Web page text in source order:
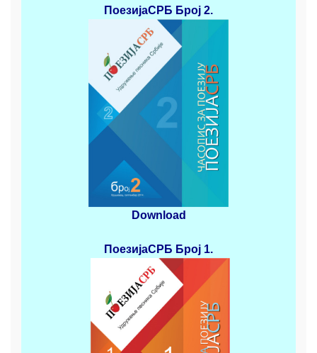
ПоезијаСРБ Број 2.
Download
ПоезијаСРБ Број 1.